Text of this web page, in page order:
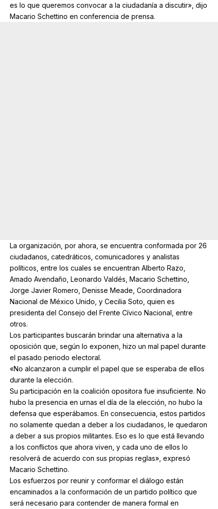
es lo que queremos convocar a la ciudadanía a discutir», dijo
Macario Schettino en conferencia de prensa.
La organización, por ahora, se encuentra conformada por 26
ciudadanos, catedráticos, comunicadores y analistas
políticos, entre los cuales se encuentran Alberto Razo,
Amado Avendaño, Leonardo Valdés, Macario Schettino,
Jorge Javier Romero, Denisse Meade, Coordinadora
Nacional de México Unido, y Cecilia Soto, quien es
presidenta del Consejo del Frente Cívico Nacional, entre
otros.
Los participantes buscarán brindar una alternativa a la
oposición que, según lo exponen, hizo un mal papel durante
el pasado periodo electoral.
«No alcanzaron a cumplir el papel que se esperaba de ellos
durante la elección.
Su participación en la coalición opositora fue insuficiente. No
hubo la presencia en urnas el día de la elección, no hubo la
defensa que esperábamos. En consecuencia, estos partidos
no solamente quedan a deber a los ciudadanos, le quedaron
a deber a sus propios militantes. Eso es lo que está llevando
a los conflictos que ahora viven, y cada uno de ellos lo
resolverá de acuerdo con sus propias reglas», expresó
Macario Schettino.
Los esfuerzos por reunir y conformar el diálogo están
encaminados a la conformación de un partido político que
será necesario para contender de manera formal en